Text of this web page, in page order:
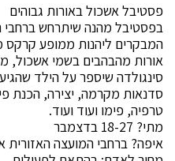
פסטיבל אשכול באורות גבוהים
בפסטיבל מהנה שיתרחש ברחבי
המבקרים ליהנות ממופע קרקס
אורות מהבהבים בשמי אשכול,
סינגולדה שיספר על הילד
סדנאות מקרמה, יצירה, הכנת
טרפיה, פימו ועוד ועוד.
מתי? 18-27 בדצמבר
איפה? ברחבי המועצה האזורית